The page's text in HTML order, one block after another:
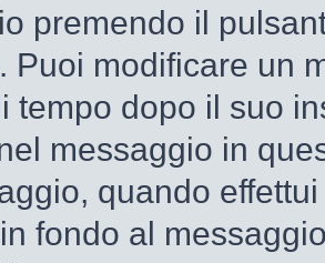
premendo il
Puoi modificare un
tempo dopo il suo
messaggio in
quando
fondo al